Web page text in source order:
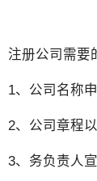
注册公司需要
1、公司名称
2、公司章程
3、务负责人